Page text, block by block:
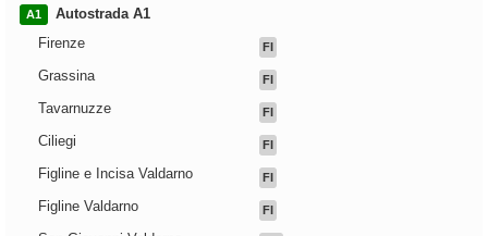
A1
Autostrada A1
Firenze
FI
Grassina FI
Tavarnuzze FI
Ciliegi FI
Figline e Incisa Valdarno FI
Figline Valdarno FI